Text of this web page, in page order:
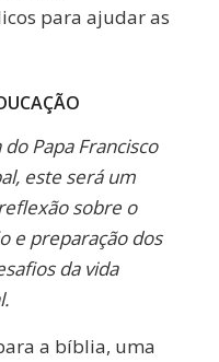
para ajudar as
Papa Francisco
este será um
sobre o
e preparação dos
da vida
a bíblia, uma